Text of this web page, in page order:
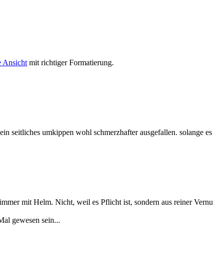
Ansicht mit richtiger Formatierung.
seitliches umkippen wohl schmerzhafter ausgefallen. solange
mit Helm. Nicht, weil es Pflicht ist, sondern aus reiner
gewesen sein...